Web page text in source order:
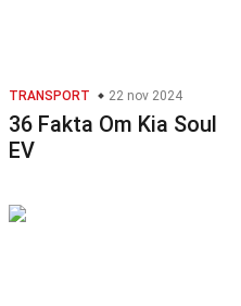
TRANSPORT 22 nov 2024
36 Fakta Om Kia Soul
EV